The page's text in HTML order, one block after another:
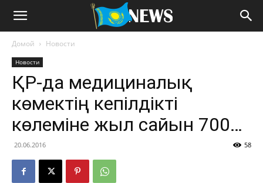
Домой Новости
Новости
ҚР-да медициналық
көмектің кепілдікті
көлеміне жыл сайын 700…
20.06.2016 58